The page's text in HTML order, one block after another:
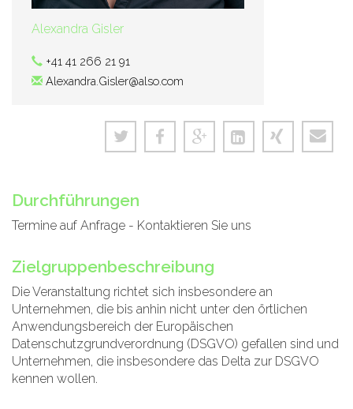
Alexandra Gisler
+41 41 266 21 91
Alexandra.Gisler@also.com
Durchführungen
Termine auf Anfrage - Kontaktieren Sie uns
Zielgruppenbeschreibung
Die Veranstaltung richtet sich insbesondere an
Unternehmen, die bis anhin nicht unter den örtlichen
Anwendungsbereich der Europäischen
Datenschutzgrundverordnung (DSGVO) gefallen sind und
Unternehmen, die insbesondere das Delta zur DSGVO
kennen wollen.